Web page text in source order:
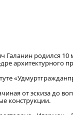
Галанин родился
архитектурного
от эскиза до
конструкции.